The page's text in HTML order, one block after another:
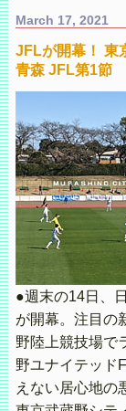
March 17, 2021
JFLが開幕！ 東
青森 JFL第1節
●週末の14日、
が開幕。注目の
野陸上競技場で
野ユナイテッド
えない居心地の